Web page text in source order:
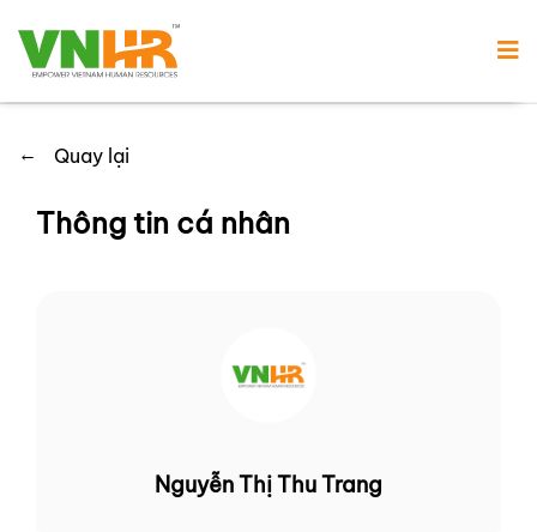
← Quay lại
Thông tin cá nhân
Nguyễn Thị Thu Trang